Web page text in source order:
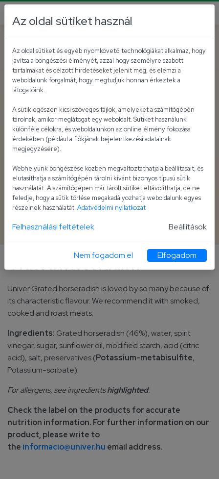
Grated horseradish
Univer Grated horseradish is loved by so many because of
its characteristic flavour. We recommend it with smoked,
cooked and roast meats.
Ingredients: Grated horseradish (46%), water, spirit
vinegar, sugar, sunflower oil, modified starch, acid (citric
acid), salt, preservatives (Potassium-metabisulfite,
Potassium-sorbate).
For allergens, see ingredientshighlighted.
Check the label on the products for accurate
nutrition information. For further information on our
product, please write to
the informacio@univer.hu email address.
Az oldal sütiket használ
Az oldal sütiket és egyéb nyomkövető technológiákat alkalmaz, hogy
javítsa a böngészési élményét, azzal hogy személyre szabott
tartalmakat és célzott hirdetéseket jelenít meg, és elemzi a
weboldalunk forgalmát, hogy megtudjuk honnan érkeztek a
látogatóink.
A sütik egészen kicsi szöveges fájlok, amelyeket a számítógépén
tárolnak, amikor meglátogat egy weboldalt. Sütiket használunk
különféle célokra, és weboldalunkon az online élmény fokozása
érdekében (például a fiókjának bejelentkezési adatainak
megjegyzésére).
Webhelyünk böngészése közben megváltoztathatja a beállításait, és
elutasíthatja a számítógépén tárolni kívánt bizonyos típusú sütik
használatát. A számítógépen már tárolt sütiket eltávolíthatja, de ne
feledje, hogy a sütik törlése megakadályozhatja weboldalunk egyes
részeinek használatát. Adatvédelmi nyilatkozat
Felhasználási feltételek Beállítások
Nem fogadom el Elfogadom